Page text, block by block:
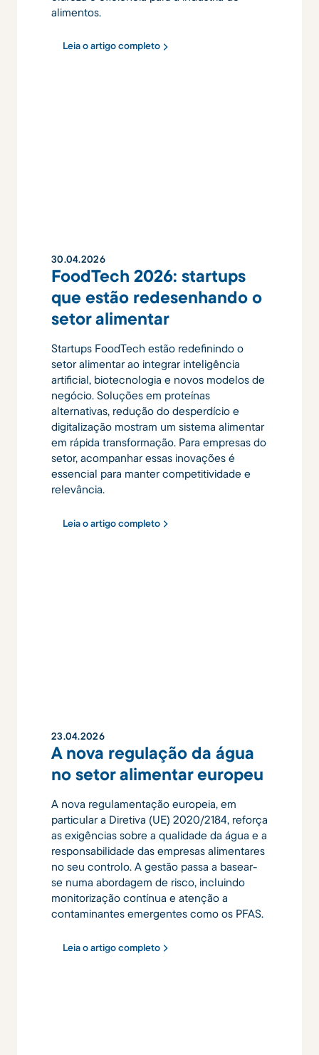
alimentos.
Leia o artigo completo
30.04.2026
FoodTech 2026: startups
que estão redesenhando o
setor alimentar
Startups FoodTech estão redefinindo o
setor alimentar ao integrar inteligência
artificial, biotecnologia e novos modelos de
negócio. Soluções em proteínas
alternativas, redução do desperdício e
digitalização mostram um sistema alimentar
em rápida transformação. Para empresas do
setor, acompanhar essas inovações é
essencial para manter competitividade e
relevância.
Leia o artigo completo
23.04.2026
A nova regulação da água
no setor alimentar europeu
A nova regulamentação europeia, em
particular a Diretiva (UE) 2020/2184, reforça
as exigências sobre a qualidade da água e a
responsabilidade das empresas alimentares
no seu controlo. A gestão passa a basear-
se numa abordagem de risco, incluindo
monitorização contínua e atenção a
contaminantes emergentes como os PFAS.
Leia o artigo completo